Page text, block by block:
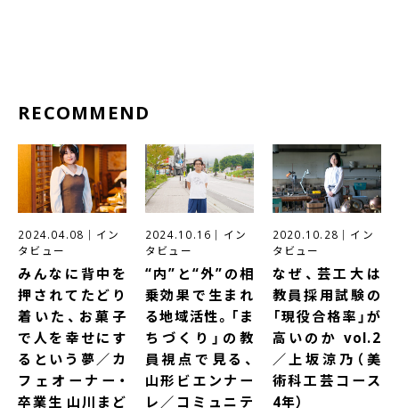
RECOMMEND
2024.04.08 ｜ イン
タビュー
みんなに背中を
押されてたどり
着いた、お菓子
で人を幸せにす
るという夢／カ
フェオーナー・
卒業生 山川まど
2024.10.16 ｜ イン
タビュー
“内”と“外”の相
乗効果で生まれ
る地域活性。「ま
ちづくり」の教
員視点で見る、
山形ビエンナー
レ／コミュニテ
2020.10.28 ｜ イン
タビュー
なぜ、芸工大は
教員採用試験の
「現役合格率」が
高いのか vol.2
／上坂涼乃（美
術科工芸コース
4年）